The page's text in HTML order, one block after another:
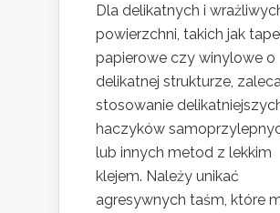
Dla delikatnych i
powierzchni, takich jak
papierowe czy winylowe o
delikatnej strukturze,
stosowanie
haczyków
lub innych metod z lekkim
klejem. Należy unikać
agresywnych taśm, które